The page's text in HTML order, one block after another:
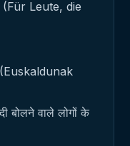
Leute, die
बोलने वाले लोगों के